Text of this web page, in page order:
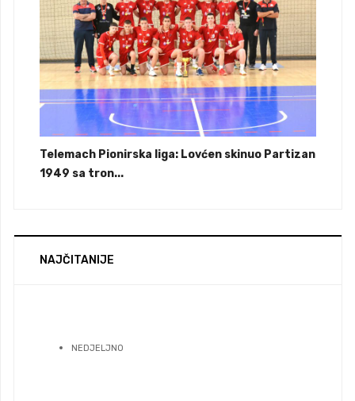
Telemach Pionirska liga: Lovćen skinuo Partizan
1949 sa tron...
NAJČITANIJE
NEDJELJNO